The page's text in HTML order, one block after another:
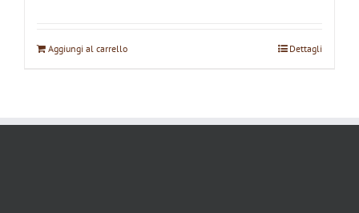
Aggiungi al carrello Dettagli